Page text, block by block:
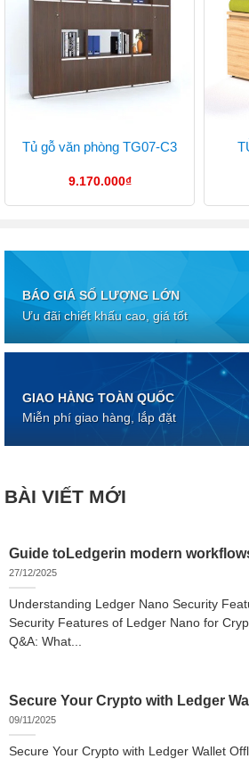
Tủ gỗ văn phòng TG07-C3
9.170.000₫
BÁO GIÁ SỐ LƯỢNG LỚN
Ưu đãi chiết khấu cao, giá tốt
GIAO HÀNG TOÀN QUỐC
Miễn phí giao hàng, lắp đặt
BÀI VIẾT MỚI
Guide toLedgerin modern
27/12/2025
Understanding Ledger Nano Security
Security Features of Ledger Nano for
Q&A: What...
Secure Your Crypto with Ledger
09/11/2025
Secure Your Crypto with Ledger Wallet